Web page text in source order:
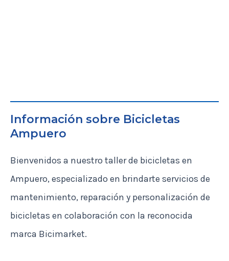
Información sobre Bicicletas
Ampuero
Bienvenidos a nuestro taller de bicicletas en
Ampuero, especializado en brindarte servicios de
mantenimiento, reparación y personalización de
bicicletas en colaboración con la reconocida
marca Bicimarket.